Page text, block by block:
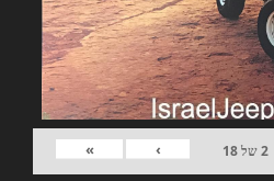
2של18
›
»